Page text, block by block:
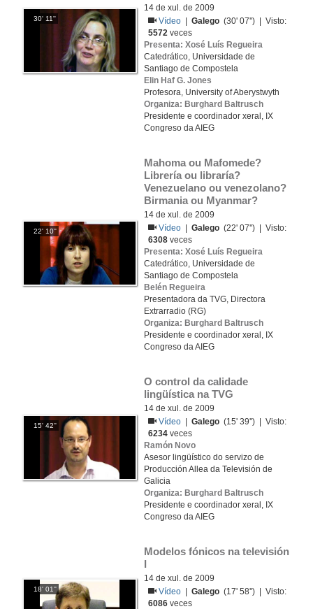
30' 11''
14 de xul. de 2009
Vídeo
|Galego (30' 07'') | Visto:
5572 veces
Presenta: Xosé Luís Regueira
Catedrático, Universidade de
Santiago de Compostela
Elin Haf G. Jones
Profesora, University of Aberystwyth
Organiza: Burghard Baltrusch
Presidente e coordinador xeral, IX
Congreso da AIEG
22' 10''
Mahoma ou Mafomede?
Librería ou libraría?
Venezuelano ou venezolano?
Birmania ou Myanmar?
14 de xul. de 2009
Vídeo
|Galego (22' 07'') | Visto:
6308 veces
Presenta: Xosé Luís Regueira
Catedrático, Universidade de
Santiago de Compostela
Belén Regueira
Presentadora da TVG, Directora
Extrarradio (RG)
Organiza: Burghard Baltrusch
Presidente e coordinador xeral, IX
Congreso da AIEG
15' 42''
O control da calidade
lingüística na TVG
14 de xul. de 2009
Vídeo
|Galego (15' 39'') | Visto:
6234 veces
Ramón Novo
Asesor lingüístico do servizo de
Producción Allea da Televisión de
Galicia
Organiza: Burghard Baltrusch
Presidente e coordinador xeral, IX
Congreso da AIEG
18' 01''
Modelos fónicos na televisión
I
14 de xul. de 2009
Vídeo
|Galego (17' 58'') | Visto:
6086 veces